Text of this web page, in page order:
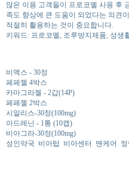
많은 이용 고객들이 프로코멜 사용 후
족도 향상에 큰 도움이 되었다는 의견
적절히 활용하는 것이 중요합니다.
키워드: 프로코멜, 조루방지제품, 성생
비맥스 - 30정
페페젤 4박스
카마그라젤 - 2갑(14P)
페페젤 2박스
시알리스-30정(100mg)
아드레닌 - 1통 (10캡)
비아그라-30정(100mg)
성인약국 비아탑 비아센터 맨케어